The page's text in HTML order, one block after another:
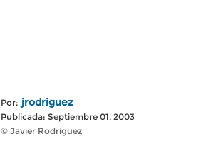
Por: jrodriguez
Publicada: Septiembre 01, 2003
© Javier Rodríguez